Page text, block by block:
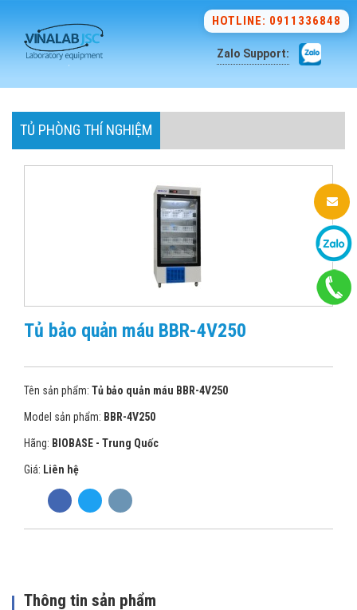
HOTLINE: 0911336848
Zalo Support:
TỦ PHÒNG THÍ NGHIỆM
Tủ bảo quản máu BBR-4V250
Tên sản phẩm: Tủ bảo quản máu BBR-4V250
Model sản phẩm: BBR-4V250
Hãng: BIOBASE - Trung Quốc
Giá: Liên hệ
Thông tin sản phẩm